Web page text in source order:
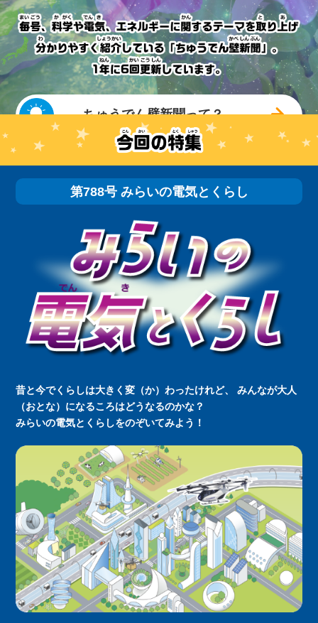
ちゅうでん壁新聞って？
第788号 みらいの電気とくらし
昔と今でくらしは大きく変（か）わったけれど、
みんなが大人
（おとな）になるころはどうなるのかな？
みらいの電気とくらしをのぞいてみよう！